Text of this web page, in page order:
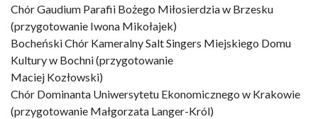
Chór Gaudium Parafii Bożego Miłosierdzia w Brzesku
(przygotowanie Iwona Mikołajek)
Bocheński Chór Kameralny Salt Singers Miejskiego Domu
Kultury w Bochni (przygotowanie
Maciej Kozłowski)
Chór Dominanta Uniwersytetu Ekonomicznego w Krakowie
(przygotowanie Małgorzata Langer-Król)